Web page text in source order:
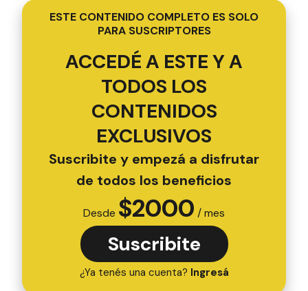
ESTE CONTENIDO COMPLETO ES SOLO
PARA SUSCRIPTORES
ACCEDÉ A ESTE Y A
TODOS LOS
CONTENIDOS
EXCLUSIVOS
Suscribite y empezá a disfrutar
de todos los beneficios
Desde $2000 / mes
Suscribite
¿Ya tenés una cuenta? Ingresá